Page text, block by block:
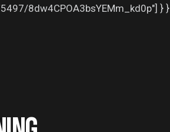
8dw4CPOA3bsYEMm_kd0p"] } }